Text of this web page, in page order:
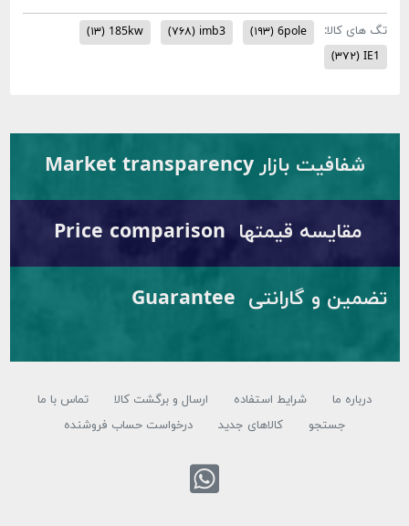
های کالا: 6pole (۱۹۳) imb3 (۷۶۸) 185kw (۱۳)
(۳۷۲)
شفافیت بازار Market transparency
مقایسه قیمتها Price comparison
تضمین و گارانتی Guarantee
درباره ما شرایط استفاده ارسال و برگشت کالا
تماس با ما
جستجو
کالاهای جدید درخواست حساب فروشنده
تماس با واتس